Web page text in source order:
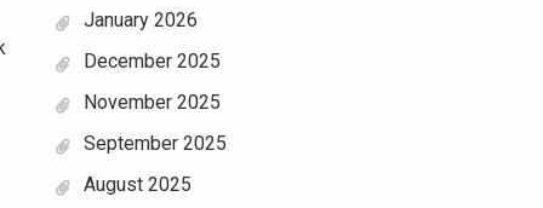
January 2026
December 2025
November 2025
September 2025
August 2025